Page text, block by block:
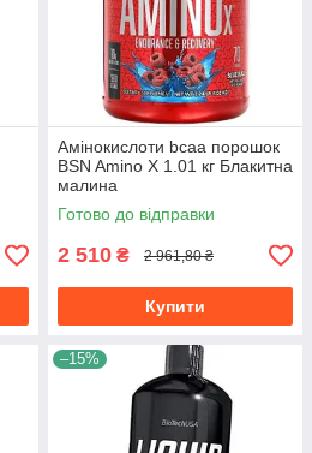
Амінокислоти bcaa порошок
BSN Amino X 1.01 кг Блакитна
малина
Готово до відправки
2 510 ₴ 2 961,80 ₴
Купити
–15%